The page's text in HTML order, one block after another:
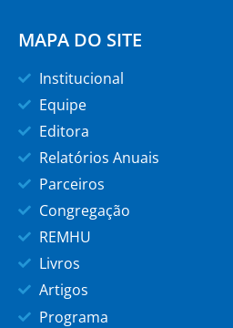
MAPA DO SITE
Institucional
Equipe
Editora
Relatórios Anuais
Parceiros
Congregação
REMHU
Livros
Artigos
Programa